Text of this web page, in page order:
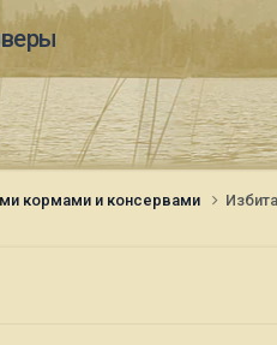
кормами и консервами